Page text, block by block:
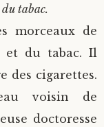
tabac.
morceaux de
et du tabac. Il
des cigarettes.
voisin de
doctoresse